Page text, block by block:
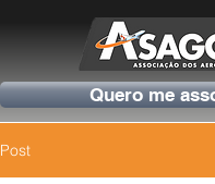
Quero me
Post